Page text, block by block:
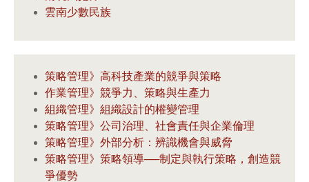
雲南少數民族
策略管理》高科技產業的競爭與策略
作業管理》競爭力、策略與生產力
組織管理》組織設計的權變管理
策略管理》公司治理、社會責任與企業倫理
策略管理》外部分析：辨識機會與威脅
策略管理》策略領導──制定與執行策略，創造競
爭優勢